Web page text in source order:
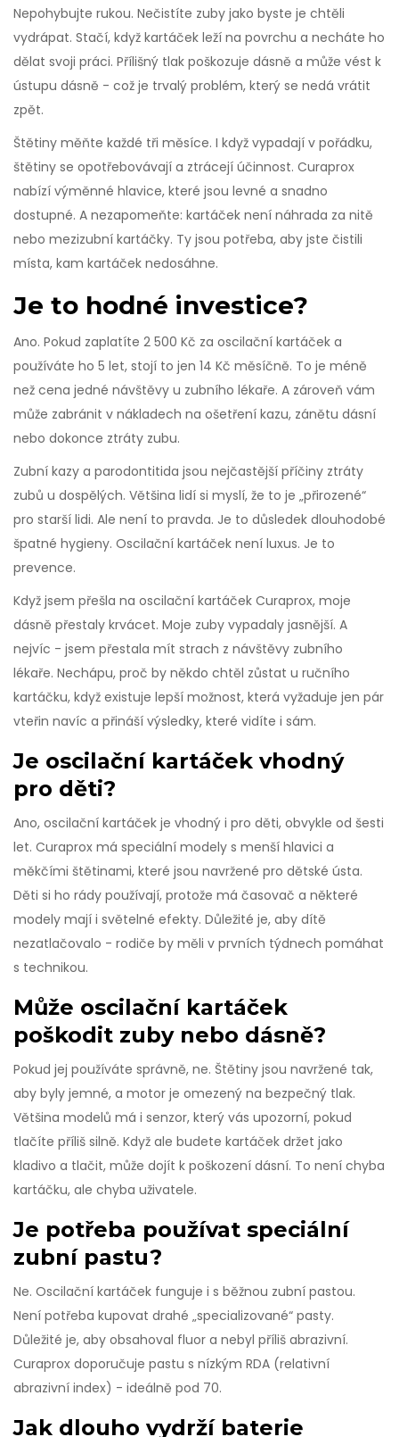
Nepohybujte rukou. Nečistíte zuby jako byste je chtěli
vydrápat. Stačí, když kartáček leží na povrchu a necháte ho
dělat svoji práci. Přílišný tlak poškozuje dásně a může vést k
ústupu dásně - což je trvalý problém, který se nedá vrátit
zpět.
Štětiny měňte každé tři měsíce. I když vypadají v pořádku,
štětiny se opotřebovávají a ztrácejí účinnost. Curaprox
nabízí výměnné hlavice, které jsou levné a snadno
dostupné. A nezapomeňte: kartáček není náhrada za nitě
nebo mezizubní kartáčky. Ty jsou potřeba, aby jste čistili
místa, kam kartáček nedosáhne.
Je to hodné investice?
Ano. Pokud zaplatíte 2 500 Kč za oscilační kartáček a
používáte ho 5 let, stojí to jen 14 Kč měsíčně. To je méně
než cena jedné návštěvy u zubního lékaře. A zároveň vám
může zabránit v nákladech na ošetření kazu, zánětu dásní
nebo dokonce ztráty zubu.
Zubní kazy a parodontitida jsou nejčastější příčiny ztráty
zubů u dospělých. Většina lidí si myslí, že to je „přirozené“
pro starší lidi. Ale není to pravda. Je to důsledek dlouhodobé
špatné hygieny. Oscilační kartáček není luxus. Je to
prevence.
Když jsem přešla na oscilační kartáček Curaprox, moje
dásně přestaly krvácet. Moje zuby vypadaly jasnější. A
nejvíc - jsem přestala mít strach z návštěvy zubního
lékaře. Nechápu, proč by někdo chtěl zůstat u ručního
kartáčku, když existuje lepší možnost, která vyžaduje jen pár
vteřin navíc a přináší výsledky, které vidíte i sám.
Je oscilační kartáček vhodný
pro děti?
Ano, oscilační kartáček je vhodný i pro děti, obvykle od šesti
let. Curaprox má speciální modely s menší hlavici a
měkčími štětinami, které jsou navržené pro dětské ústa.
Děti si ho rády používají, protože má časovač a některé
modely mají i světelné efekty. Důležité je, aby dítě
nezatlačovalo - rodiče by měli v prvních týdnech pomáhat
s technikou.
Může oscilační kartáček
poškodit zuby nebo dásně?
Pokud jej používáte správně, ne. Štětiny jsou navržené tak,
aby byly jemné, a motor je omezený na bezpečný tlak.
Většina modelů má i senzor, který vás upozorní, pokud
tlačíte příliš silně. Když ale budete kartáček držet jako
kladivo a tlačit, může dojít k poškození dásní. To není chyba
kartáčku, ale chyba uživatele.
Je potřeba používat speciální
zubní pastu?
Ne. Oscilační kartáček funguje i s běžnou zubní pastou.
Není potřeba kupovat drahé „specializované“ pasty.
Důležité je, aby obsahoval fluor a nebyl příliš abrazivní.
Curaprox doporučuje pastu s nízkým RDA (relativní
abrazivní index) - ideálně pod 70.
Jak dlouho vydrží baterie